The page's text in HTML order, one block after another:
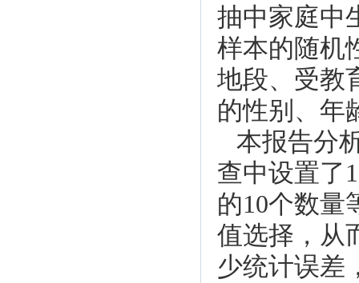
抽中家庭中
样本的随机
地段、受教
的性别、年
本报告分
查中设置了
的10个数量
值选择，从
少统计误差